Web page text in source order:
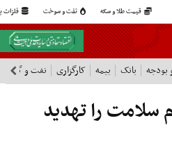
قیمت طلا و سکه نفت و سوخت فلزات
بودجه بانک بیمه کارگزاری نفت و گاز
سلامت را تهدید